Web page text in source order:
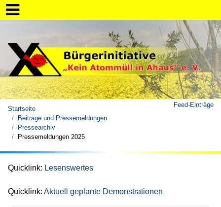
Feed-Einträge
Startseite
Beiträge und Pressemeldungen
Pressearchiv
Pressemeldungen 2025
Quicklink: Lesenswertes
Quicklink: Aktuell geplante Demonstrationen